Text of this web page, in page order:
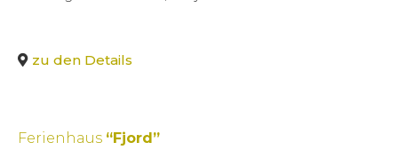
zu den Details
Ferienhaus “Fjord”